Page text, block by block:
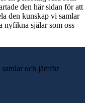
den här sidan för att
den kunskap vi samlar
nyfikna själar som oss
samlar och jämför